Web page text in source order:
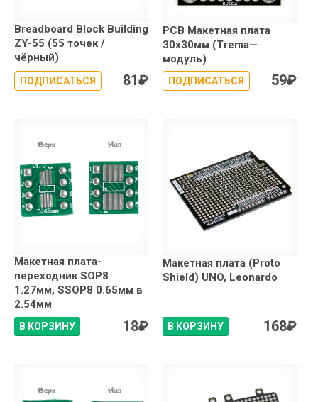
Breadboard Block Building
ZY-55 (55 точек /
чёрный)
ПОДПИСАТЬСЯ 81₽
PCB Макетная плата
30x30мм (Trema—
модуль)
ПОДПИСАТЬСЯ 59₽
Макетная плата-
переходник SOP8
1.27мм, SSOP8 0.65мм в
2.54мм
В КОРЗИНУ 18₽
Макетная плата (Proto
Shield) UNO, Leonardo
В КОРЗИНУ 168₽